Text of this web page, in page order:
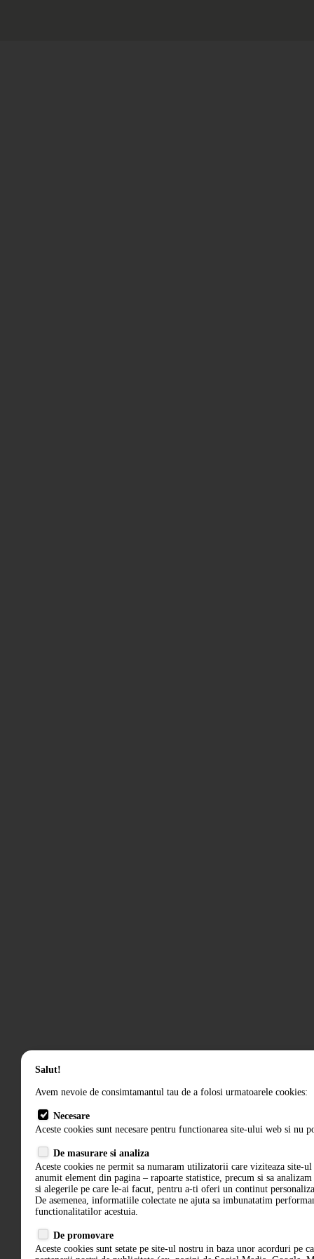
Salut!
Avem nevoie de consimtamantul tau de a folosi urmatoarele cookies:
Necesare
Aceste cookies sunt necesare pentru functionarea site-ului web si nu
De masurare si analiza
Aceste cookies ne permit sa numaram utilizatorii care viziteaza site-ul
anumit element din pagina – rapoarte statistice, precum si sa
si alegerile pe care le-ai facut, pentru a-ti oferi un continut
De asemenea, informatiile colectate ne ajuta sa imbunatatim
functionalitatilor acestuia.
De promovare
Aceste cookies sunt setate pe site-ul nostru in baza unor acorduri pe